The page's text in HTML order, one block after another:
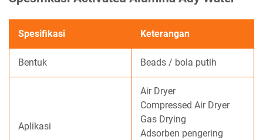
Spesifikasi Keterangan
Bentuk Beads / bola putih
Aplikasi
Air Dryer
Compressed Air Dryer
Gas Drying
Adsorben pengering